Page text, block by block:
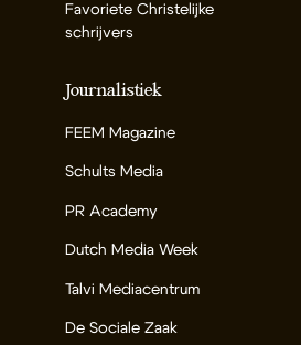
Favoriete Christelijke
schrijvers
Journalistiek
FEEM Magazine
Schults Media
PR Academy
Dutch Media Week
Talvi Mediacentrum
De Sociale Zaak